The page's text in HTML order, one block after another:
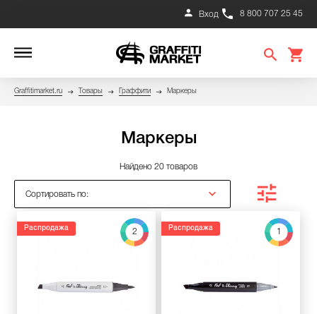
8 800 707 25 45
Вход
Graffitimarket.ru Товары Граффити Маркеры
Маркеры
Найдено 20 товаров
Сортировать по:
2
Распродажа 1
Распродажа